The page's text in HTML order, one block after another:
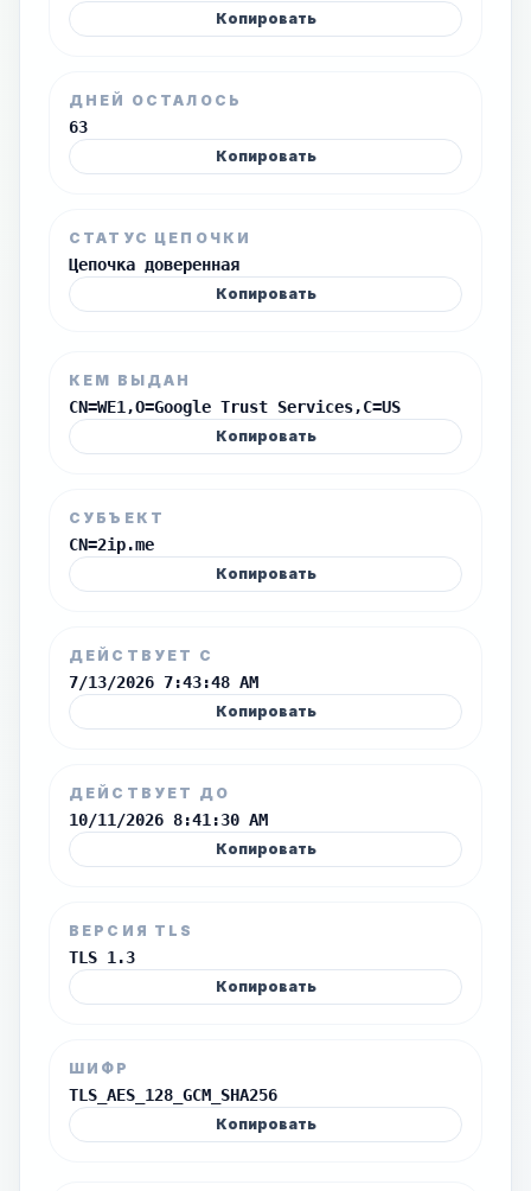
Копировать
ДНЕЙ ОСТАЛОСЬ
63
Копировать
СТАТУС ЦЕПОЧКИ
Цепочка доверенная
Копировать
КЕМ ВЫДАН
CN=WE1,O=Google Trust Services,C=US
Копировать
СУБЪЕКТ
CN=2ip.me
Копировать
ДЕЙСТВУЕТ С
7/13/2026 7:43:48 AM
Копировать
ДЕЙСТВУЕТ ДО
10/11/2026 8:41:30 AM
Копировать
ВЕРСИЯ TLS
TLS 1.3
Копировать
ШИФР
TLS_AES_128_GCM_SHA256
Копировать